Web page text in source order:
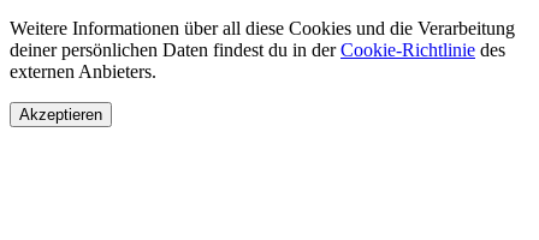
Weitere Informationen über all diese Cookies und die Verarbeitung
deiner persönlichen Daten findest du in derCookie-Richtlinie des
externen Anbieters.
Akzeptieren